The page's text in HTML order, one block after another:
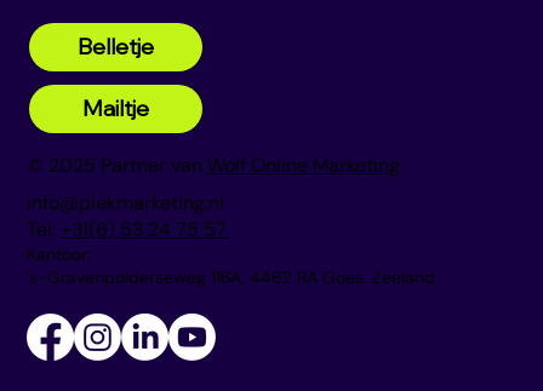
Belletje
Mailtje
© 2025 Partner vanWolf Online Marketing
info@piekmarketing.nl
Tel: +31(6) 53 24 75 57
Kantoor:
's-Gravenpolderseweg 116A, 4462 RA Goes, Zeeland